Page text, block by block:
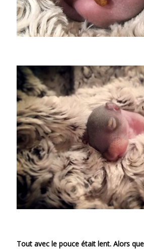
Tout avec le pouce était lent. Alors